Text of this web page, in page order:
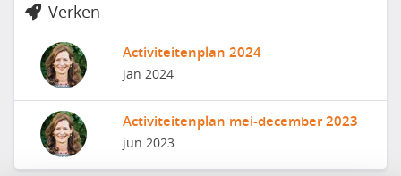
Verken
Activiteitenplan 2024
jan 2024
Activiteitenplan mei-december 2023
jun 2023